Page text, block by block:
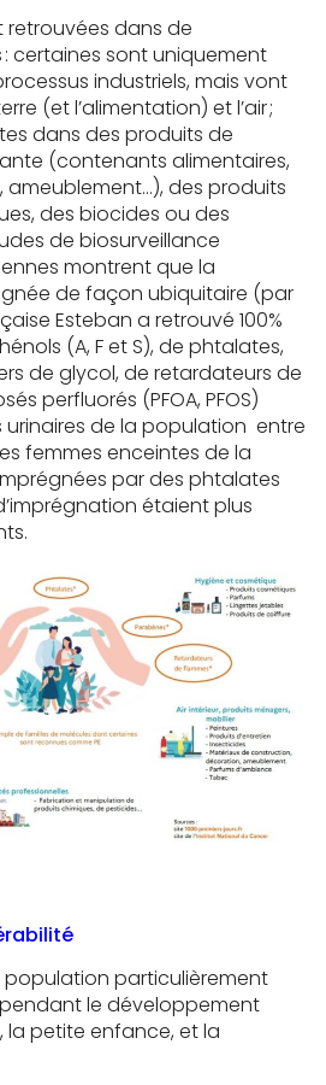
retrouvées dans de
: certaines sont uniquement
industriels, mais vont
(et l’alimentation) et l’air ;
dans des produits de
(contenants alimentaires,
ameublement…), des produits
des biocides ou des
de biosurveillance
montrent que la
de façon ubiquitaire (par
Esteban a retrouvé 100%
(A, F et S), de phtalates,
de glycol, de retardateurs de
perfluorés (PFOA, PFOS)
de la population entre
femmes enceintes de la
par des phtalates
étaient plus
population particulièrement
le développement
petite enfance, et la